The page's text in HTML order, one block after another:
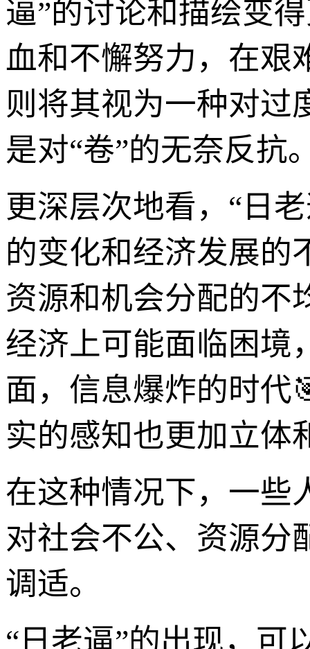
逼”的讨论和描绘变
血和不懈努力，在艰
则将其视为一种对过
是对“卷”的无奈反抗
更深层次地看，“日
的变化和经济发展的
资源和机会分配的不
经济上可能面临困境
面，信息爆炸的时代
实的感知也更加立体
在这种情况下，一些
对社会不公、资源分
调适。
“日老逼”的出现，可